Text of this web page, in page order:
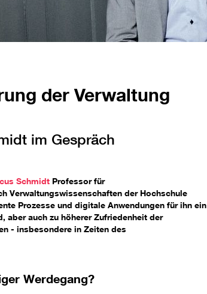
der Verwaltung
im Gespräch
Schmidt Professor für
Verwaltungswissenschaften der Hochschule
Prozesse und digitale Anwendungen für ihn ein
aber auch zu höherer Zufriedenheit der
- insbesondere in Zeiten des
Werdegang?